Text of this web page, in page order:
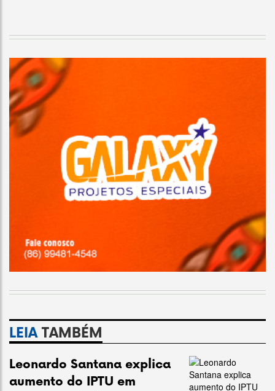
LEIATAMBÉM
Leonardo Santana explica
aumento do IPTU em